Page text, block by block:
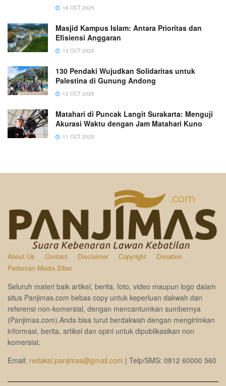
16 OCT 2025
Masjid Kampus Islam: Antara Prioritas dan
Efisiensi Anggaran
13 OCT 2025
130 Pendaki Wujudkan Solidaritas untuk
Palestina di Gunung Andong
12 OCT 2025
Matahari di Puncak Langit Surakarta: Menguji
Akurasi Waktu dengan Jam Matahari Kuno
11 OCT 2025
About Us Contact Disclaimer Copyright
Donation
Pedoman Media Siber
Seluruh materi baik artikel, berita, foto, video maupun logo dalam
situs Panjimas.com bebas copy untuk keperluan dakwah dan
referensi non-komersial, dengan mencantumkan sumbernya
(Panjimas.com).Anda bisa turut berdakwah dengan mengirimkan
informasi, berita, artikel dan opini untuk dipublikasikan non
komersial.
Email: redaksi.panjimas@gmail.com | Telp/SMS: 0812 60000 560